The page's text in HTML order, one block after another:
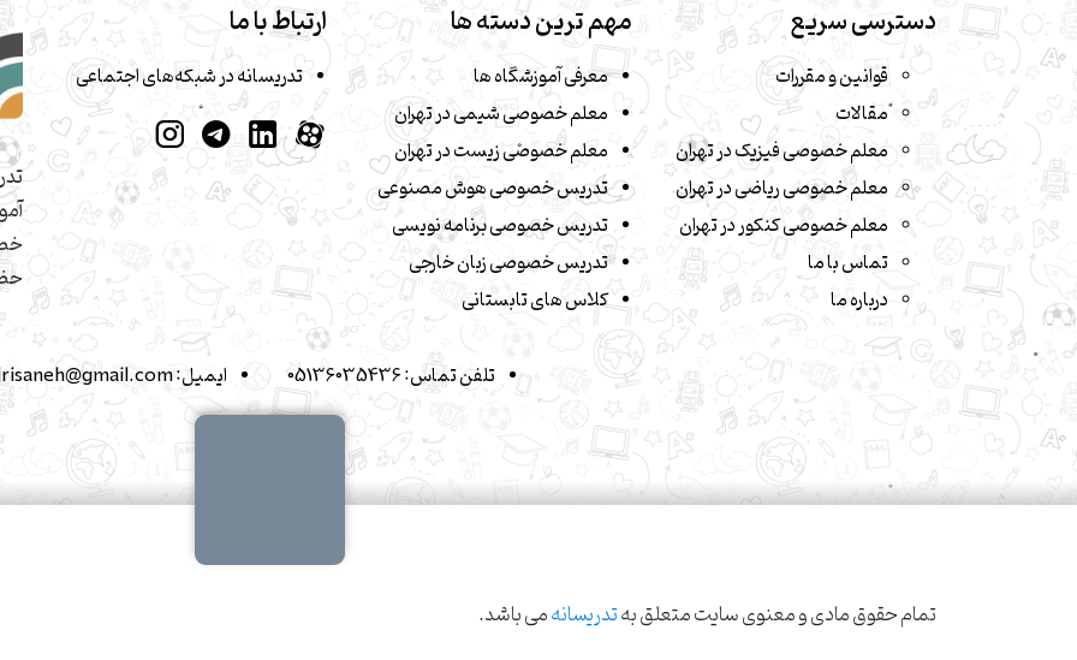
دسترسی سریع
قوانین و مقررات
مقالات
معلم خصوصی فیزیک در تهران
معلم خصوصی ریاضی در تهران
معلم خصوصی کنکور در تهران
تماس با ما
درباره ما
مهم ترین دسته ها
معرفی آموزشگاه ها
معلم خصوصی شیمی در تهران
معلم خصوصی زیست در تهران
تدریس خصوصی هوش مصنوعی
تدریس خصوصی برنامه نویسی
تدریس خصوصی زبان خارجی
کلاس های تابستانی
ارتباط با ما
تدریسانه در شبکه‌های اجتماعی
تلفن تماس:05136035436 ایمیل:
تمام حقوق مادی و معنوی سایت متعلق بهتدریسانهمی باشد.